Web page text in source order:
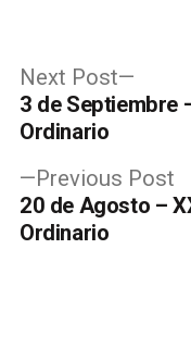
Post
navigation
Previous Post
20 de Agosto –
Ordinario
Next Post
post:
3 de Septiembre
Ordinario